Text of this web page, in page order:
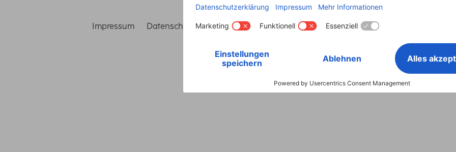
Land wählen
Impressum Datenschutz Garantiebestimmungen Konformitätserklärungen